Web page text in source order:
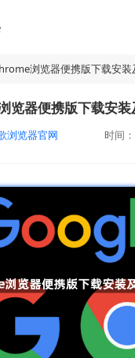
浏览器便携版下载安
览器便携版下载安装
浏览器官网 时间